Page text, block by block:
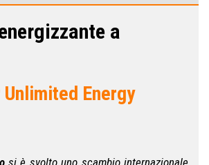
a
Unlimited Energy
si è svolto uno scambio internazionale